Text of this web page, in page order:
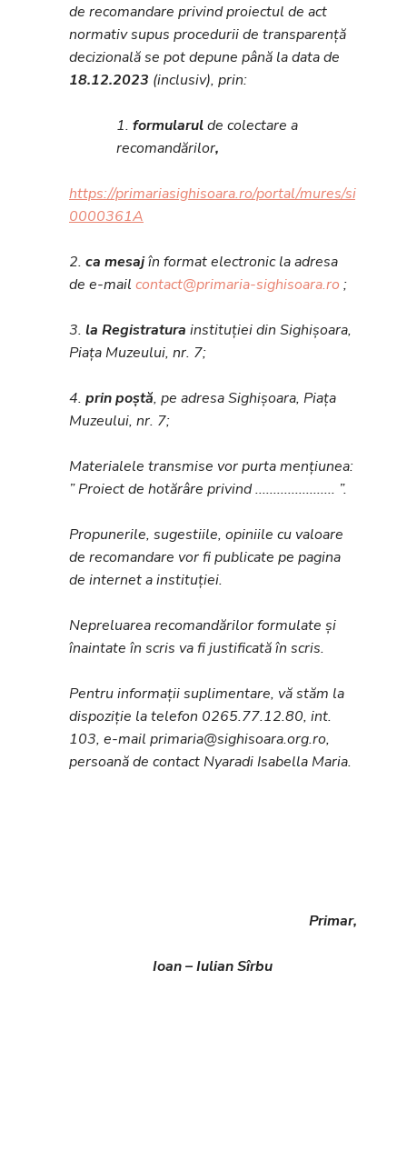
de recomandare privind proiectul de act
normativ supus procedurii de transparență
decizională se pot depune până la data de
18.12.2023 (inclusiv), prin:
1. formularulde colectare a
recomandărilor,
https://primariasighisoara.ro/portal/mures/
0000361A
2. ca mesajîn format electronic la adresa
de e-mail contact@primaria-sighisoara.ro ;
3. la Registratura instituției din Sighișoara,
Piața Muzeului, nr. 7;
4. prin poștă, pe adresa Sighișoara, Piața
Muzeului, nr. 7;
Materialele transmise vor purta mențiunea:
” Proiect de hotărâre privind ...................... ”.
Propunerile, sugestiile, opiniile cu valoare
de recomandare vor fi publicate pe pagina
de internet a instituției.
Nepreluarea recomandărilor formulate și
înaintate în scris va fi justificată în scris.
Pentru informații suplimentare, vă stăm la
dispoziție la telefon 0265.77.12.80, int.
103, e-mail primaria@sighisoara.org.ro,
persoană de contact Nyaradi Isabella Maria.
Primar,
Ioan – Iulian Sîrbu